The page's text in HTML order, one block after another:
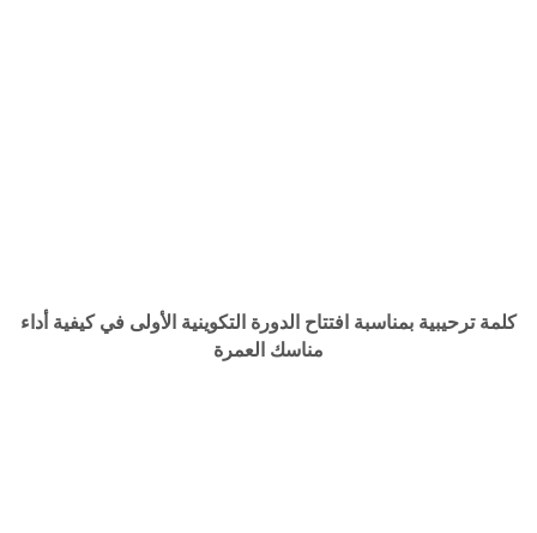
كلمة ترحيبية بمناسبة افتتاح الدورة التكوينية الأولى في كيفية أداء
مناسك العمرة